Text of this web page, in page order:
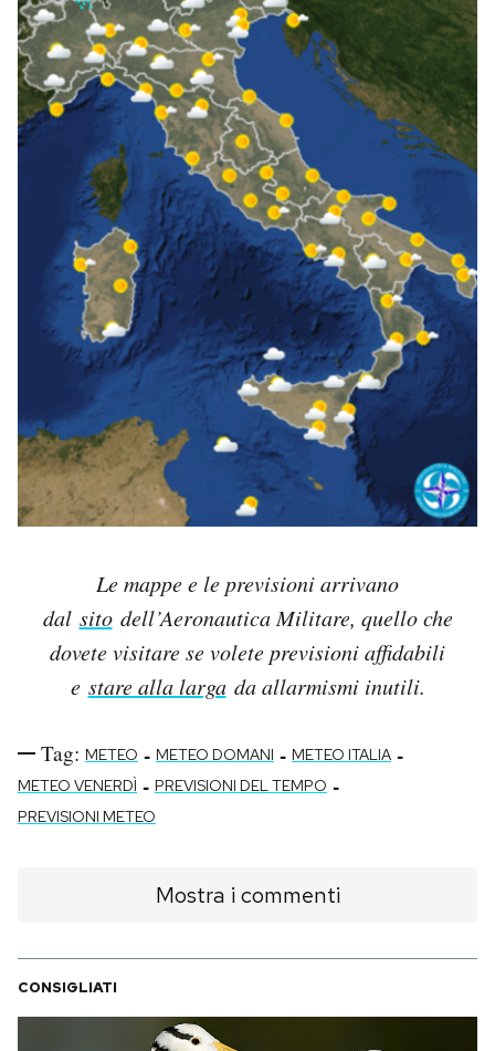
Le mappe e le previsioni arrivano
dal sitodell’Aeronautica Militare, quello che
dovete visitare se volete previsioni affidabili
e stare alla largada allarmismi inutili.
Tag: METEO - METEO DOMANI - METEO ITALIA -
METEO VENERDÌ - PREVISIONI DEL TEMPO -
PREVISIONI METEO
Mostra i commenti
CONSIGLIATI